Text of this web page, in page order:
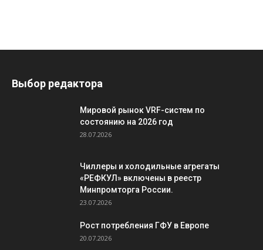
Выбор редактора
Мировой рынок VRF-систем по
состоянию на 2026 год
28.07.2026
Чиллеры и холодильные агрегаты
«РЕФКУЛ» включены в реестр
Минпромторга России.
23.07.2026
Рост потребления ГФУ в Европе
20.07.2026